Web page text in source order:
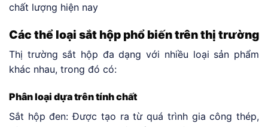
chất lượng hiện nay
Các thể loại sắt hộp phổ biến trên thị trường
Thị trường sắt hộp đa dạng với nhiều loại sản phẩm
khác nhau, trong đó có:
Phân loại dựa trên tính chất
Sắt hộp đen: Được tạo ra từ quá trình gia công thép,